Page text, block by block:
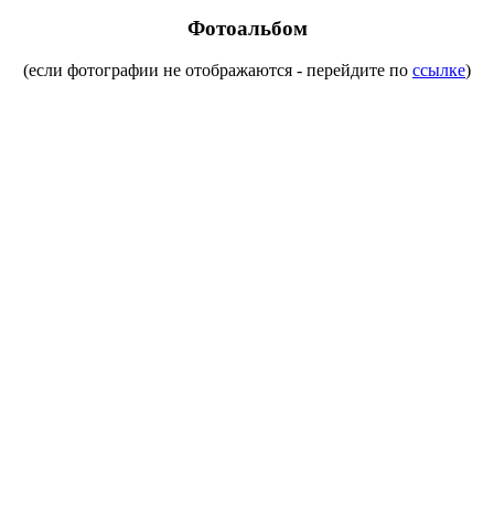
Фотоальбом
(если фотографии не отображаются - перейдите по ссылке)